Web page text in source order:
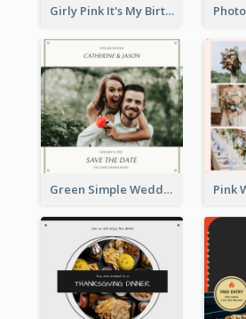
Girly Pink It's My Birthday Invitation
Green Simple Wedding Photo Wedding Invitation